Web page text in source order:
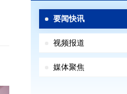
要闻快讯
视频报道
媒体聚焦